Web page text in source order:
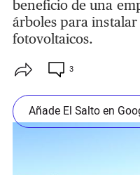
beneficio de una
árboles para instalar
fotovoltaicos.
3
Añade El Salto en